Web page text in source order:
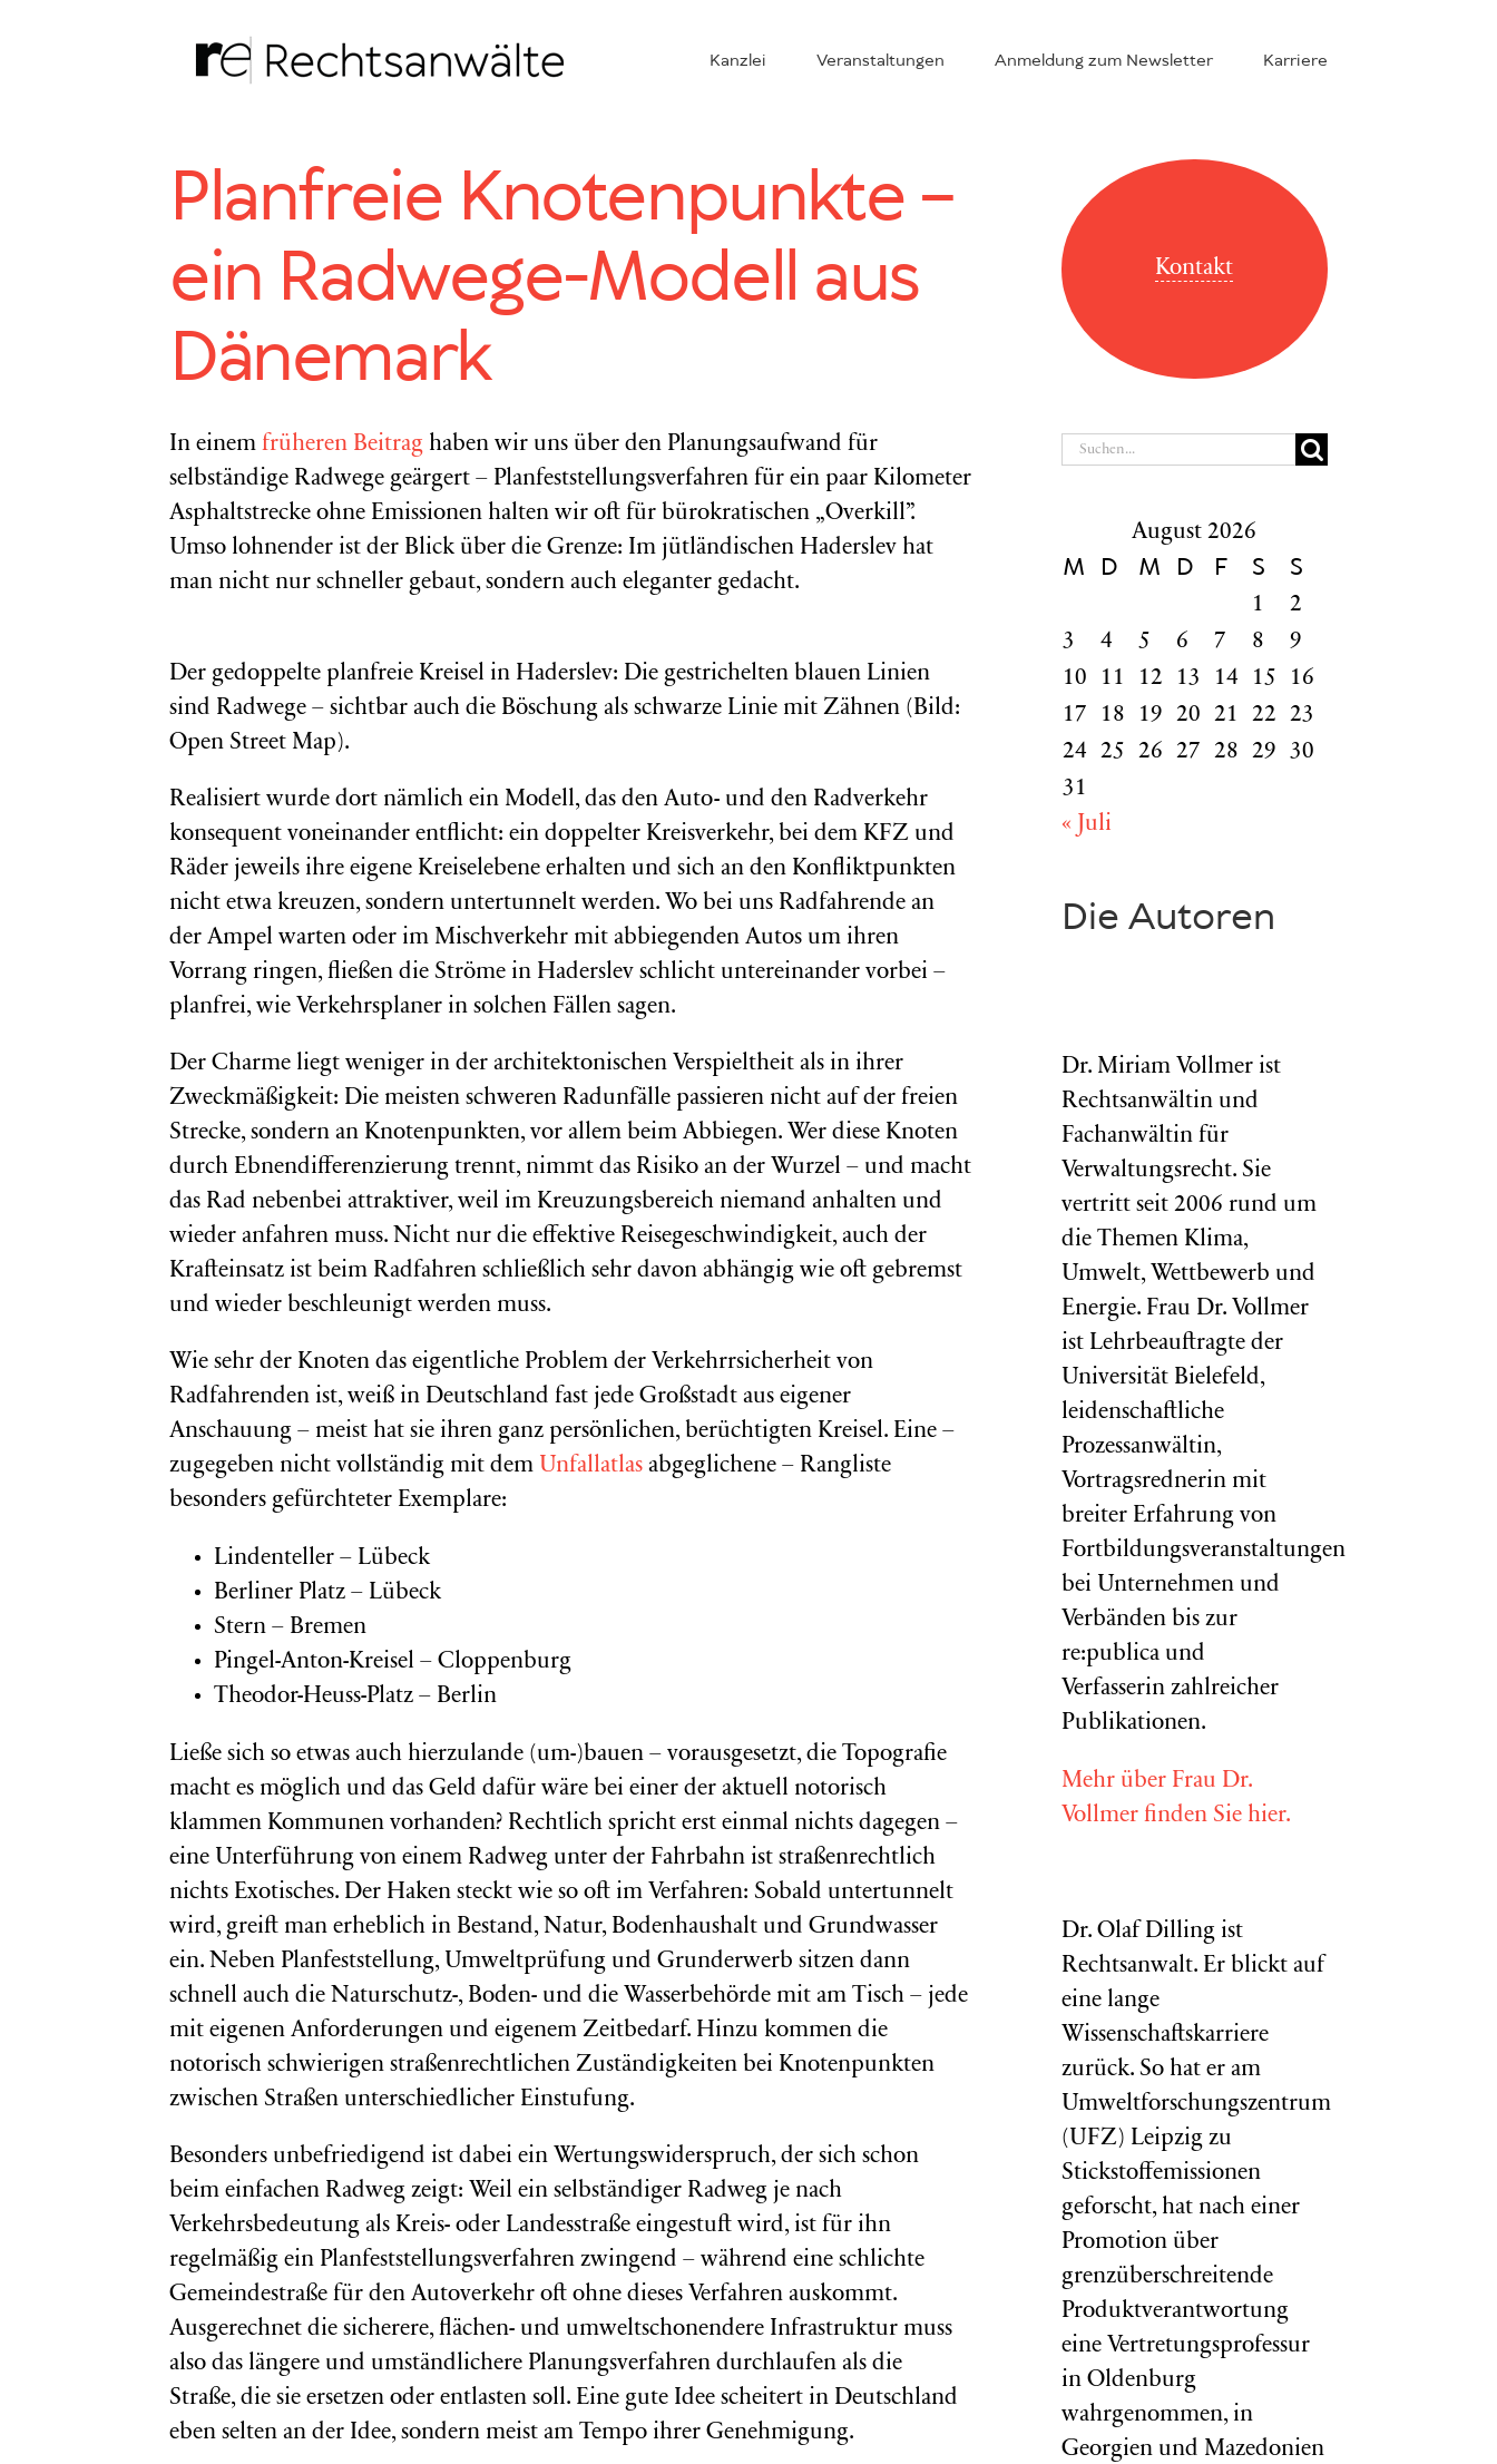
Kanzlei Veranstaltungen Anmeldung zum Newsletter Karriere
Planfreie Knotenpunkte –
ein Radwege-Modell aus
Dänemark
In einem früheren Beitrag haben wir uns über den Planungsaufwand für
selbständige Radwege geärgert – Planfeststellungsverfahren für ein paar Kilometer
Asphaltstrecke ohne Emissionen halten wir oft für bürokratischen „Overkill”.
Umso lohnender ist der Blick über die Grenze: Im jütländischen Haderslev hat
man nicht nur schneller gebaut, sondern auch eleganter gedacht.
Der gedoppelte planfreie Kreisel in Haderslev: Die gestrichelten blauen Linien
sind Radwege – sichtbar auch die Böschung als schwarze Linie mit Zähnen (Bild:
Open Street Map).
Realisiert wurde dort nämlich ein Modell, das den Auto- und den Radverkehr
konsequent voneinander entflicht: ein doppelter Kreisverkehr, bei dem KFZ und
Räder jeweils ihre eigene Kreiselebene erhalten und sich an den Konfliktpunkten
nicht etwa kreuzen, sondern untertunnelt werden. Wo bei uns Radfahrende an
der Ampel warten oder im Mischverkehr mit abbiegenden Autos um ihren
Vorrang ringen, fließen die Ströme in Haderslev schlicht untereinander vorbei –
planfrei, wie Verkehrsplaner in solchen Fällen sagen.
Der Charme liegt weniger in der architektonischen Verspieltheit als in ihrer
Zweckmäßigkeit: Die meisten schweren Radunfälle passieren nicht auf der freien
Strecke, sondern an Knotenpunkten, vor allem beim Abbiegen. Wer diese Knoten
durch Ebnendifferenzierung trennt, nimmt das Risiko an der Wurzel – und macht
das Rad nebenbei attraktiver, weil im Kreuzungsbereich niemand anhalten und
wieder anfahren muss. Nicht nur die effektive Reisegeschwindigkeit, auch der
Krafteinsatz ist beim Radfahren schließlich sehr davon abhängig wie oft gebremst
und wieder beschleunigt werden muss.
Wie sehr der Knoten das eigentliche Problem der Verkehrrsicherheit von
Radfahrenden ist, weiß in Deutschland fast jede Großstadt aus eigener
Anschauung – meist hat sie ihren ganz persönlichen, berüchtigten Kreisel. Eine –
zugegeben nicht vollständig mit dem Unfallatlas abgeglichene – Rangliste
besonders gefürchteter Exemplare:
Lindenteller – Lübeck
Berliner Platz – Lübeck
Stern – Bremen
Pingel-Anton-Kreisel – Cloppenburg
Theodor-Heuss-Platz – Berlin
Ließe sich so etwas auch hierzulande (um-)bauen – vorausgesetzt, die Topografie
macht es möglich und das Geld dafür wäre bei einer der aktuell notorisch
klammen Kommunen vorhanden? Rechtlich spricht erst einmal nichts dagegen –
eine Unterführung von einem Radweg unter der Fahrbahn ist straßenrechtlich
nichts Exotisches. Der Haken steckt wie so oft im Verfahren: Sobald untertunnelt
wird, greift man erheblich in Bestand, Natur, Bodenhaushalt und Grundwasser
ein. Neben Planfeststellung, Umweltprüfung und Grunderwerb sitzen dann
schnell auch die Naturschutz-, Boden- und die Wasserbehörde mit am Tisch – jede
mit eigenen Anforderungen und eigenem Zeitbedarf. Hinzu kommen die
notorisch schwierigen straßenrechtlichen Zuständigkeiten bei Knotenpunkten
zwischen Straßen unterschiedlicher Einstufung.
Besonders unbefriedigend ist dabei ein Wertungswiderspruch, der sich schon
beim einfachen Radweg zeigt: Weil ein selbständiger Radweg je nach
Verkehrsbedeutung als Kreis- oder Landesstraße eingestuft wird, ist für ihn
regelmäßig ein Planfeststellungsverfahren zwingend – während eine schlichte
Gemeindestraße für den Autoverkehr oft ohne dieses Verfahren auskommt.
Ausgerechnet die sicherere, flächen- und umweltschonendere Infrastruktur muss
also das längere und umständlichere Planungsverfahren durchlaufen als die
Straße, die sie ersetzen oder entlasten soll. Eine gute Idee scheitert in Deutschland
eben selten an der Idee, sondern meist am Tempo ihrer Genehmigung.
Kontakt
Suche
August 2026
M D M D F S S
1
2
3
4 5 6 7 8
9
10
11 12 13 14 15
16
17
18 19 20 21 22
23
24
25 26 27 28 29
30
31
« Juli
Die Autoren
Dr. Miriam Vollmer ist
Rechtsanwältin und
Fachanwältin für
Verwaltungsrecht. Sie
vertritt seit 2006 rund um
die Themen Klima,
Umwelt, Wettbewerb und
Energie. Frau Dr. Vollmer
ist Lehrbeauftragte der
Universität Bielefeld,
leidenschaftliche
Prozessanwältin,
Vortragsrednerin mit
breiter Erfahrung von
Fortbildungsveranstaltungen
bei Unternehmen und
Verbänden bis zur
re:publica und
Verfasserin zahlreicher
Publikationen.
Mehr über Frau Dr.
Vollmer finden Sie hier.
Dr. Olaf Dilling ist
Rechtsanwalt. Er blickt auf
eine lange
Wissenschaftskarriere
zurück. So hat er am
Umweltforschungszentrum
(UFZ) Leipzig zu
Stickstoffemissionen
geforscht, hat nach einer
Promotion über
grenzüberschreitende
Produktverantwortung
eine Vertretungsprofessur
in Oldenburg
wahrgenommen, in
Georgien und Mazedonien